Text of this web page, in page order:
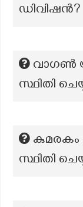
ഡിവിഷന്‍?
വാഗൺ
സ്ഥിതി
കുമരകം
സ്ഥിതി